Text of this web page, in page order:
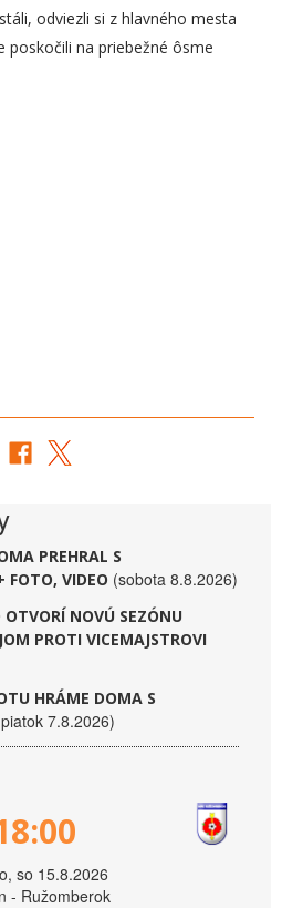
odviezli si z hlavného mesta
poskočili na priebežné ôsme
PREHRAL S
FOTO, VIDEO (sobota 8.8.2026)
OTVORÍ NOVÚ SEZÓNU
PROTI VICEMAJSTROVI
HRÁME DOMA S
7.8.2026)
so 15.8.2026
- Ružomberok